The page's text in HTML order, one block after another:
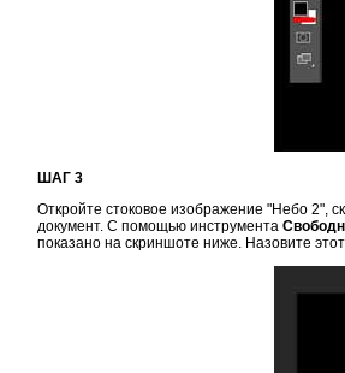
ШАГ 3
Откройте стоковое изображение "Небо 2",
документ. С помощью инструмента
показано на скриншоте ниже. Назовите